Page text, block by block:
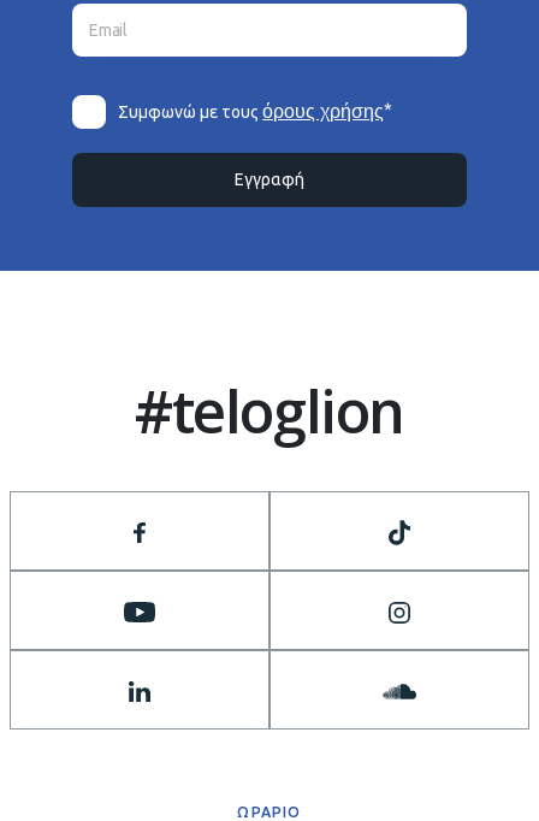
Συμφωνώ με τουςόρους χρήσης*
Εγγραφή
#teloglion
ΩΡΑΡΙΟ